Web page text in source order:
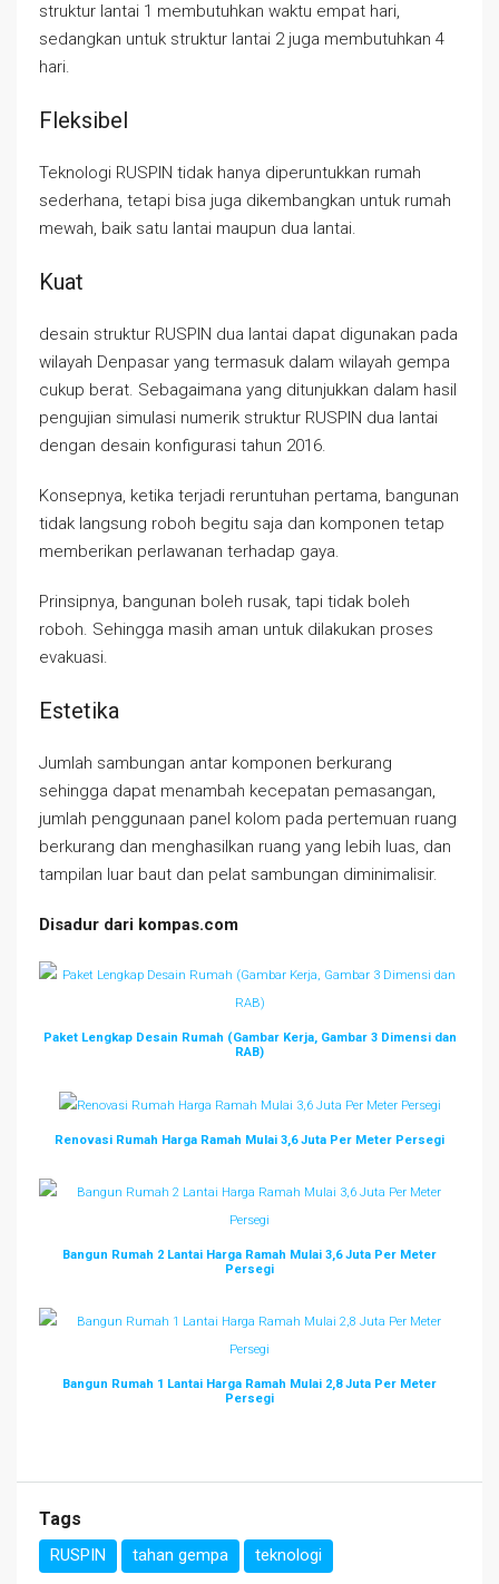
struktur lantai 1 membutuhkan waktu empat hari,
sedangkan untuk struktur lantai 2 juga membutuhkan 4
hari.
Fleksibel
Teknologi RUSPIN tidak hanya diperuntukkan rumah
sederhana, tetapi bisa juga dikembangkan untuk rumah
mewah, baik satu lantai maupun dua lantai.
Kuat
desain struktur RUSPIN dua lantai dapat digunakan pada
wilayah Denpasar yang termasuk dalam wilayah gempa
cukup berat. Sebagaimana yang ditunjukkan dalam hasil
pengujian simulasi numerik struktur RUSPIN dua lantai
dengan desain konfigurasi tahun 2016.
Konsepnya, ketika terjadi reruntuhan pertama, bangunan
tidak langsung roboh begitu saja dan komponen tetap
memberikan perlawanan terhadap gaya.
Prinsipnya, bangunan boleh rusak, tapi tidak boleh
roboh. Sehingga masih aman untuk dilakukan proses
evakuasi.
Estetika
Jumlah sambungan antar komponen berkurang
sehingga dapat menambah kecepatan pemasangan,
jumlah penggunaan panel kolom pada pertemuan ruang
berkurang dan menghasilkan ruang yang lebih luas, dan
tampilan luar baut dan pelat sambungan diminimalisir.
Disadur dari kompas.com
Paket Lengkap Desain Rumah (Gambar Kerja, Gambar 3 Dimensi dan
RAB)
Renovasi Rumah Harga Ramah Mulai 3,6 Juta Per Meter Persegi
Bangun Rumah 2 Lantai Harga Ramah Mulai 3,6 Juta Per Meter
Persegi
Bangun Rumah 1 Lantai Harga Ramah Mulai 2,8 Juta Per Meter
Persegi
Tags
RUSPIN tahan gempa teknologi